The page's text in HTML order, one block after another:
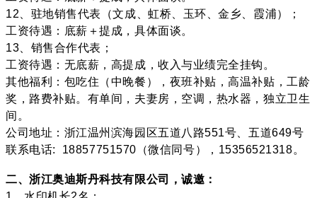
12、驻地销售代表（文成、虹桥、玉环、金乡、霞浦）；
工资待遇：底薪＋提成，具体面谈。
13、销售合作代表；
工资待遇：无底薪，高提成，收入与业绩完全挂钩。
其他福利：包吃住（中晚餐），夜班补贴，高温补贴，工龄
奖，路费补贴。有单间，夫妻房，空调，热水器，独立卫生
间。
公司地址：浙江温州滨海园区五道八路551号、五道649号
联系电话: 18857751570（微信同号），15356521318。
二、浙江奥迪斯丹科技有限公司，诚邀：